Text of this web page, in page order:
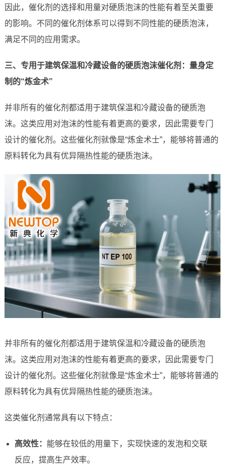
因此，催化剂的选择和用量对硬质泡沫的性能有着至关重要
的影响。不同的催化剂体系可以得到不同性能的硬质泡沫，
满足不同的应用需求。
三、专用于建筑保温和冷藏设备的硬质泡沫催化剂：量身定
制的“炼金术”
并非所有的催化剂都适用于建筑保温和冷藏设备的硬质泡
沫。这类应用对泡沫的性能有着更高的要求，因此需要专门
设计的催化剂。这些催化剂就像是“炼金术士”，能够将普通的
原料转化为具有优异隔热性能的硬质泡沫。
并非所有的催化剂都适用于建筑保温和冷藏设备的硬质泡
沫。这类应用对泡沫的性能有着更高的要求，因此需要专门
设计的催化剂。这些催化剂就像是“炼金术士”，能够将普通的
原料转化为具有优异隔热性能的硬质泡沫。
这类催化剂通常具有以下特点：
高效性： 能够在较低的用量下，实现快速的发泡和交联
反应，提高生产效率。